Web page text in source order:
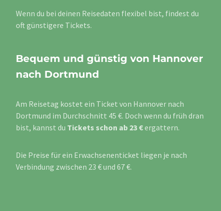
Wenn du bei deinen Reisedaten flexibel bist, findest du
oft günstigere Tickets.
Bequem und günstig von Hannover
nach Dortmund
Am Reisetag kostet ein Ticket von Hannover nach
Dortmund im Durchschnitt 45 €. Doch wenn du früh dran
bist, kannst du Tickets schon ab 23 €ergattern.
Die Preise für ein Erwachsenenticket liegen je nach
Verbindung zwischen 23 € und 67 €.